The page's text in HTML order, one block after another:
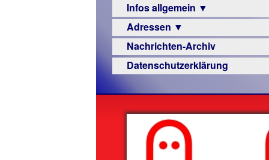
Archiv
Urteile
Infos allgemein ▼
Sehbehinderung
Frühförderung
Schule
–
Beruf
Senioren
Hilfsmittel
Adressen ▼
Augenoptiker
Berufsbildungswerke
Hörbüchereien
Reha-
Nachrichten-Archiv
Datenschutzerklärung